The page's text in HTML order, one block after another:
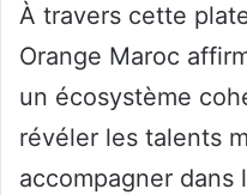
À travers cette
Orange Maroc
un écosystème
révéler les talents
accompagner